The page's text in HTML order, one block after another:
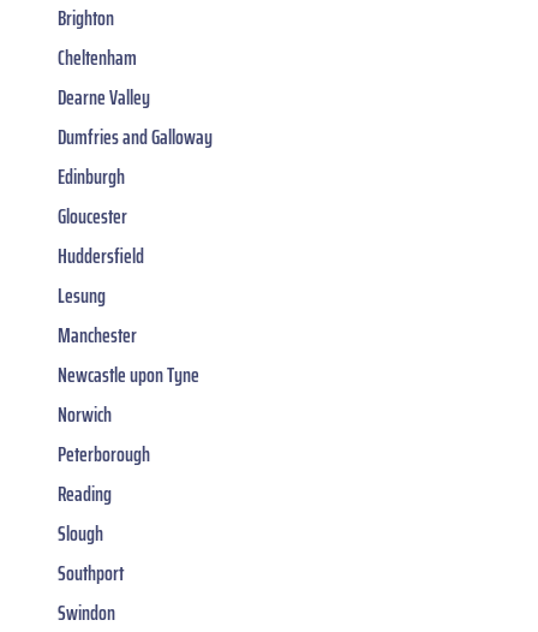
Brighton
Cheltenham
Dearne Valley
Dumfries and Galloway
Edinburgh
Gloucester
Huddersfield
Lesung
Manchester
Newcastle upon Tyne
Norwich
Peterborough
Reading
Slough
Southport
Swindon